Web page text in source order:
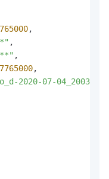
,
,
,
,
2020-07-